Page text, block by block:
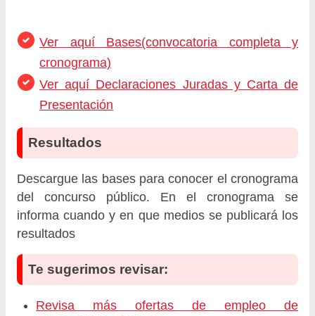
Ver aquí Bases(convocatoria completa y
cronograma)
Ver aquí Declaraciones Juradas y Carta de
Presentación
Resultados
Descargue las bases para conocer el cronograma
del concurso público. En el cronograma se
informa cuando y en que medios se publicará los
resultados
Te sugerimos revisar:
Revisa más ofertas de empleo de